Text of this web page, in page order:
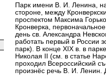
Парк имени В. И. Ленина,
стороне, между
проспектом Максима
Кронверка,
день св. Александра
работать первый в России
парк). В конце ХIX в. в
Николая II (см. в статье
проходил Всероссийский
произнёс речь В. И. Ленин.